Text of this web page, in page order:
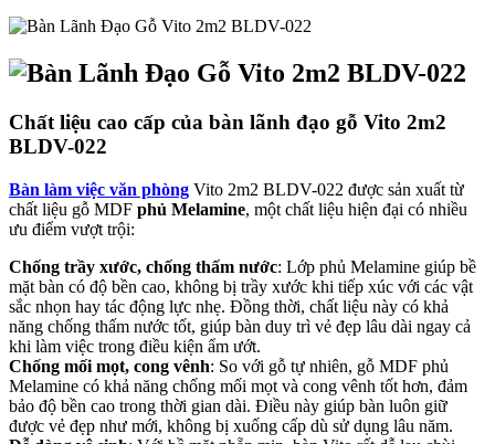
Chất liệu cao cấp của bàn lãnh đạo gỗ Vito 2m2
BLDV-022
Bàn làm việc văn phòng Vito 2m2 BLDV-022 được sản xuất từ
chất liệu gỗ MDF phủ Melamine, một chất liệu hiện đại có nhiều
ưu điểm vượt trội:
Chống trầy xước, chống thấm nước: Lớp phủ Melamine giúp bề
mặt bàn có độ bền cao, không bị trầy xước khi tiếp xúc với các vật
sắc nhọn hay tác động lực nhẹ. Đồng thời, chất liệu này có khả
năng chống thấm nước tốt, giúp bàn duy trì vẻ đẹp lâu dài ngay cả
khi làm việc trong điều kiện ẩm ướt.
Chống mối mọt, cong vênh: So với gỗ tự nhiên, gỗ MDF phủ
Melamine có khả năng chống mối mọt và cong vênh tốt hơn, đảm
bảo độ bền cao trong thời gian dài. Điều này giúp bàn luôn giữ
được vẻ đẹp như mới, không bị xuống cấp dù sử dụng lâu năm.